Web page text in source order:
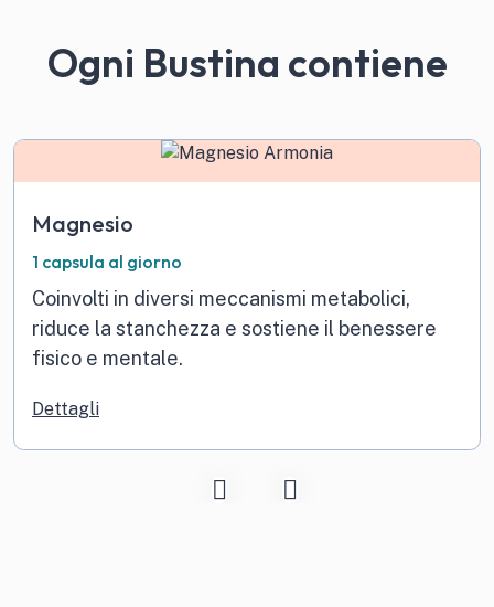
Ogni Bustina contiene
Magnesio
1 capsula al giorno
Coinvolti in diversi meccanismi metabolici,
riduce la stanchezza e sostiene il benessere
fisico e mentale.
Dettagli